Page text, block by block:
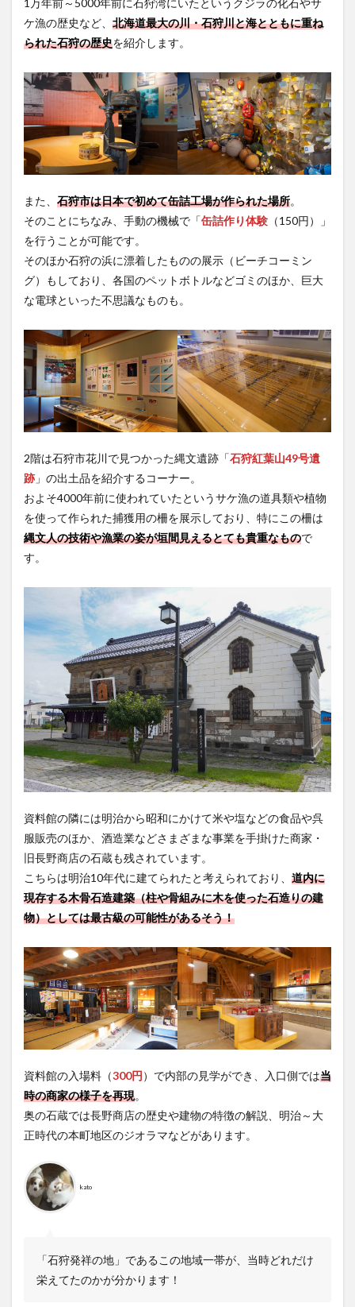
ケ漁の歴史など、 北海道最大の川・石狩川と海とともに重ね
られた石狩の歴史を紹介します。
また、 石狩市は日本で初めて缶詰工場が作られた場所。
そのことにちなみ、手動の機械で「缶詰作り体験 （150円）」
を行うことが可能です。
そのほか石狩の浜に漂着したものの展示（ビーチコーミン
グ）もしており、各国のペットボトルなどゴミのほか、巨大
な電球といった不思議なものも。
2階は石狩市花川で見つかった縄文遺跡「石狩紅葉山49号遺
跡 」の出土品を紹介するコーナー。
およそ4000年前に使われていたというサケ漁の道具類や植物
を使って作られた捕獲用の柵を展示しており、特にこの柵は
縄文人の技術や漁業の姿が垣間見えるとても貴重なもので
す。
資料館の隣には明治から昭和にかけて米や塩などの食品や呉
服販売のほか、酒造業などさまざまな事業を手掛けた商家・
旧長野商店の石蔵も残されています。
こちらは明治10年代に建てられたと考えられており、 道内に
現存する木骨石造建築（柱や骨組みに木を使った石造りの建
物）としては最古級の可能性があるそう！
資料館の入場料（300円）で内部の見学ができ、入口側では当
時の商家の様子を再現。
奥の石蔵では長野商店の歴史や建物の特徴の解説、明治～大
正時代の本町地区のジオラマなどがあります。
kato
「石狩発祥の地」であるこの地域一帯が、当時どれだけ
栄えてたのかが分かります！